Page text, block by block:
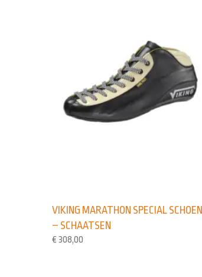
VIKING MARATHON SPECIAL SCHOEN
– SCHAATSEN
€ 308,00